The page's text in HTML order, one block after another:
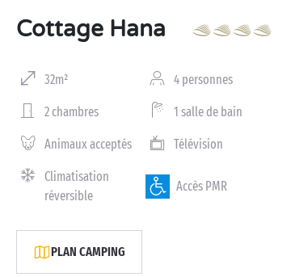
Cottage Hana
32m² 4 personnes
2 chambres 1 salle de bain
Animaux acceptés Télévision
Climatisation
réversible
Accès PMR
PLAN CAMPING